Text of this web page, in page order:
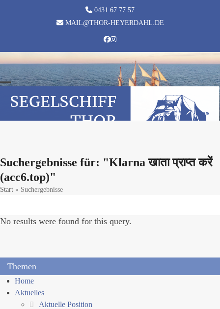
0431 67 77 57
MAIL@THOR-HEYERDAHL.DE
Facebook
Instagram
Open
mobile
Close
mobile
Suchergebnisse für: "Klarna खाता प्राप्त करें
(acc6.top)"
Start » Suchergebnisse
No results were found for this query.
Themen
Home
Aktuelles
Aktuelle Position